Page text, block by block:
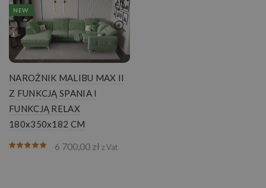
NEW
NAROŻNIK MALIBU MAX II
Z FUNKCJĄ SPANIA I
FUNKCJĄ RELAX
180x350x182 CM
6 700,00 zł z Vat